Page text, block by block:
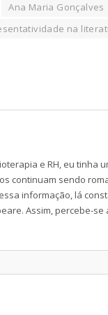
Ana Maria Gonçalves
na
e RH, eu tinha
continuam sendo
informação, lá
Assim, percebe-